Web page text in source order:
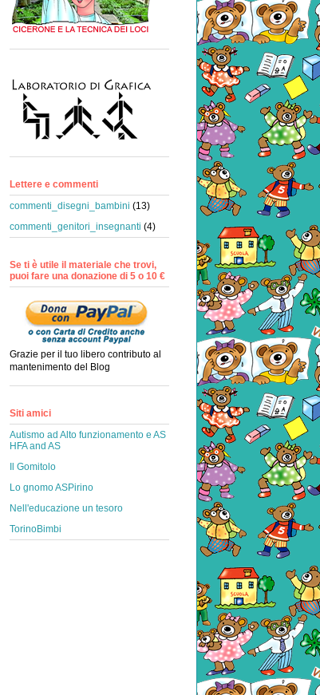
Lettere e commenti
commenti_disegni_bambini (13)
commenti_genitori_insegnanti (4)
Se ti è utile il materiale che trovi,
puoi fare una donazione di 5 o 10 €
Grazie per il tuo libero contributo al
mantenimento del Blog
Siti amici
Autismo ad Alto funzionamento e AS
HFA and AS
Il Gomitolo
Lo gnomo ASPirino
Nell'educazione un tesoro
TorinoBimbi